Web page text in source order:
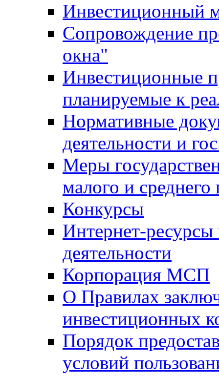
Инвестиционный
Сопровождение
окна"
Инвестиционные
планируемые к
Нормативные
деятельности и
Меры
малого и среднего
Конкурсы
Интернет-
деятельности
Корпорация МСП
О Правилах
инвестиционных
Порядок
условий